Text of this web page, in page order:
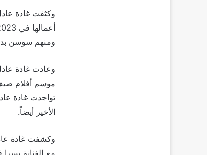
ومنهم سوسن
تواجدت غادة
الأخير أيضاً.
مع الفنانة